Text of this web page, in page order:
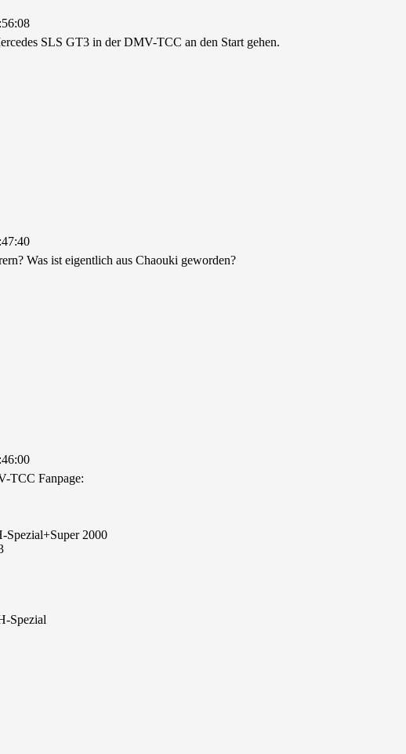
SLS GT3 in der DMV-TCC an den Start gehen.
Was ist eigentlich aus Chaouki geworden?
TCC Fanpage:
2000
Spezial